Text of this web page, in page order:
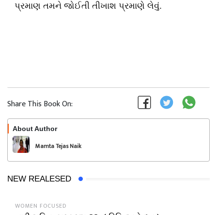
પ્રમાણ તમને જોઈતી તીખાશ પ્રમાણે લેવું.
Share This Book On:
About Author
Mamta Tejas Naik
NEW REALESED
WOMEN FOCUSED